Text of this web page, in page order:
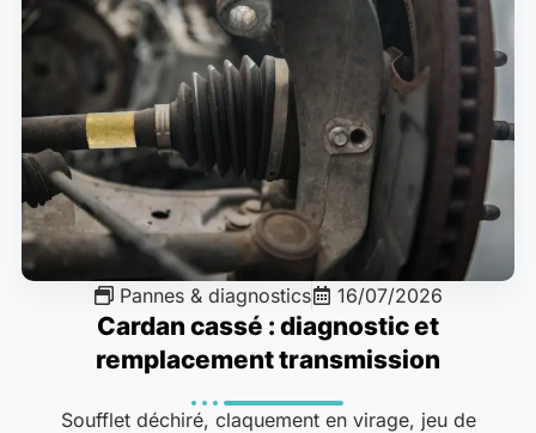
Pannes & diagnostics 16/07/2026
Cardan cassé : diagnostic et
remplacement transmission
Soufflet déchiré, claquement en virage, jeu de